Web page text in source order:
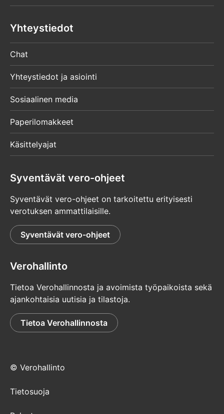
Yhteystiedot
Chat
Yhteystiedot ja asiointi
Sosiaalinen media
Paperilomakkeet
Käsittelyajat
Syventävät vero-ohjeet
Syventävät vero-ohjeet on tarkoitettu erityisesti
verotuksen ammattilaisille.
Syventävät vero-ohjeet
Verohallinto
Tietoa Verohallinnosta ja avoimista työpaikoista sekä
ajankohtaisia uutisia ja tilastoja.
Tietoa Verohallinnosta
© Verohallinto
Tietosuoja